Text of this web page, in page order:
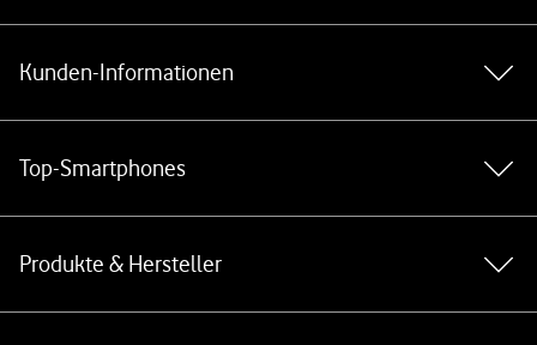
Kunden-Informationen
Top-Smartphones
Produkte & Hersteller